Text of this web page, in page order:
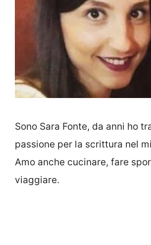
Sono Sara Fonte, da anni ho
passione per la scrittura nel
Amo anche cucinare, fare
viaggiare.